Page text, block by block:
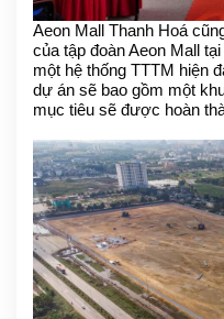
Aeon Mall Thanh Hoá
của tập đoàn Aeon Mall
một hệ thống TTTM hiện
dự án sẽ bao gồm một
mục tiêu sẽ được hoàn